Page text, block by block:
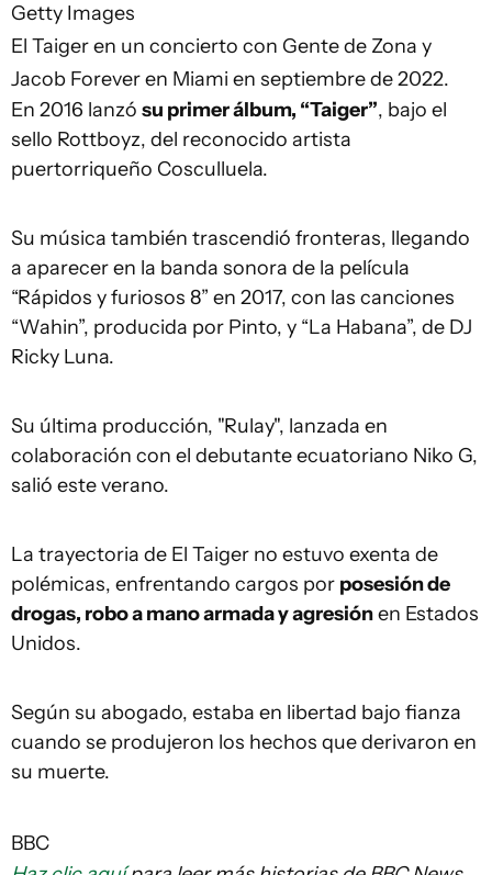
Getty Images
El Taiger en un concierto con Gente de Zona y
Jacob Forever en Miami en septiembre de 2022.
En 2016 lanzó su primer álbum, “Taiger”, bajo el
sello Rottboyz, del reconocido artista
puertorriqueño Cosculluela.
Su música también trascendió fronteras, llegando
a aparecer en la banda sonora de la película
“Rápidos y furiosos 8” en 2017, con las canciones
“Wahin”, producida por Pinto, y “La Habana”, de DJ
Ricky Luna.
Su última producción, "Rulay", lanzada en
colaboración con el debutante ecuatoriano Niko G,
salió este verano.
La trayectoria de El Taiger no estuvo exenta de
polémicas, enfrentando cargos por posesión de
drogas, robo a mano armada y agresiónen Estados
Unidos.
Según su abogado, estaba en libertad bajo fianza
cuando se produjeron los hechos que derivaron en
su muerte.
BBC